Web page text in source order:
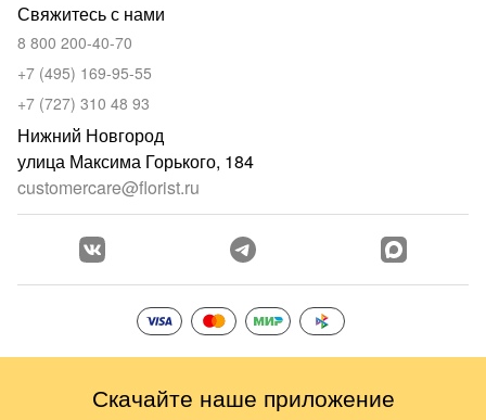
Свяжитесь с нами
8 800 200-40-70
+7 (495) 169-95-55
+7 (727) 310 48 93
Нижний Новгород
улица Максима Горького, 184
customercare@florist.ru
Скачайте наше приложение